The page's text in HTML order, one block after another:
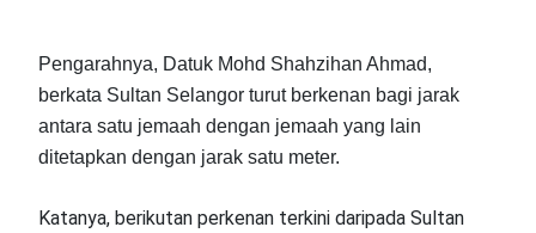
Pengarahnya, Datuk Mohd Shahzihan Ahmad,
berkata Sultan Selangor turut berkenan bagi jarak
antara satu jemaah dengan jemaah yang lain
ditetapkan dengan jarak satu meter.
Katanya, berikutan perkenan terkini daripada Sultan